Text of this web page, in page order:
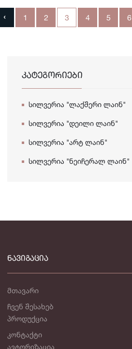
ᲙᲐᲢᲔᲒᲝᲠᲘᲔᲑᲘ
სილვერია "ლაქშერი ლაინ"
სილვერია "დეილი ლაინ"
სილვერია "არტ ლაინ"
სილვერია "ნეიჩერალ ლაინ"
‹ 1 2 3 4 5 6
ᲜᲐᲕᲘᲒᲐᲪᲘᲐ
მთავარი
ჩვენ შესახებ
პროდუქცია
კონტაქტი
ავტორიზაცია